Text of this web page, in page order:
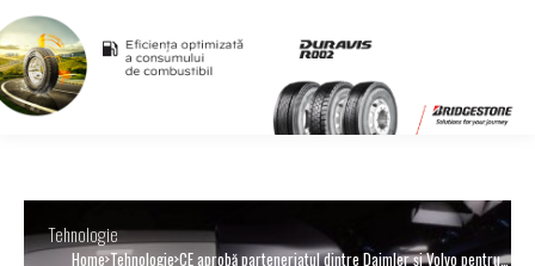
Home Tehnologie CE aprobă parteneriatul dintre Daimler și Volvo pentru
Tehnologie